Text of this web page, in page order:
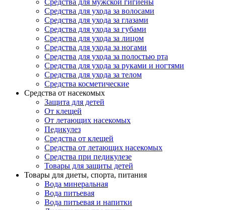
Средства для мужской гигиены
Средства для ухода за волосами
Средства для ухода за глазами
Средства для ухода за губами
Средства для ухода за лицом
Средства для ухода за ногами
Средства для ухода за полостью рта
Средства для ухода за руками и ногтями
Средства для ухода за телом
Средства косметические
Средства от насекомых
Защита для детей
От клещей
От летающих насекомых
Педикулез
Средства от клещей
Средства от летающих насекомых
Средства при педикулезе
Товары для защиты детей
Товары для диеты, спорта, питания
Вода минеральная
Вода питьевая
Вода питьевая и напитки